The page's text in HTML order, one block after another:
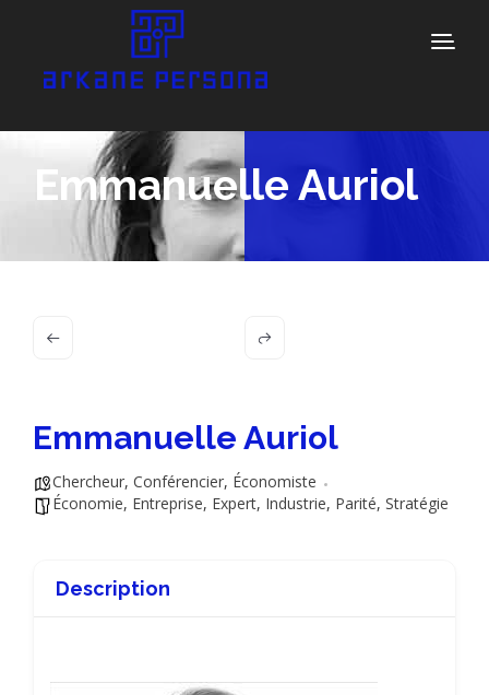
Emmanuelle Auriol
Emmanuelle Auriol
Chercheur, Conférencier, Économiste
Économie, Entreprise, Expert, Industrie, Parité, Stratégie
Description